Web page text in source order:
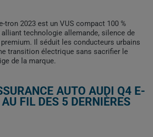
tron 2023 est un VUS compact 100 %
technologie allemande, silence de
Il séduit les conducteurs urbains
transition électrique sans sacrifier le
de la marque.
AUTO AUDI Q4 E-
FIL DES 5 DERNIÈRES